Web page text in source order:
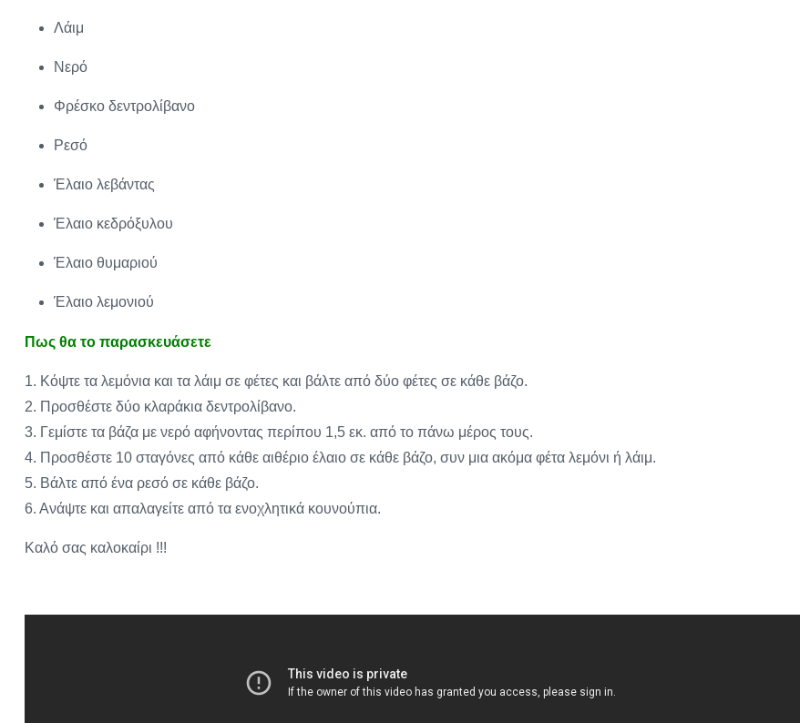
Λάιμ
Νερό
Φρέσκο δεντρολίβανο
Ρεσό
Έλαιο λεβάντας
Έλαιο κεδρόξυλου
Έλαιο θυμαριού
Έλαιο λεμονιού
Πως θα το παρασκευάσετε
1. Κόψτε τα λεμόνια και τα λάιμ σε φέτες και βάλτε από δύο φέτες σε κάθε βάζο.
2. Προσθέστε δύο κλαράκια δεντρολίβανο.
3. Γεμίστε τα βάζα με νερό αφήνοντας περίπου 1,5 εκ. από το πάνω μέρος τους.
4. Προσθέστε 10 σταγόνες από κάθε αιθέριο έλαιο σε κάθε βάζο, συν μια ακόμα φέτα λεμόνι ή λάιμ.
5. Βάλτε από ένα ρεσό σε κάθε βάζο.
6. Ανάψτε και απαλαγείτε από τα ενοχλητικά κουνούπια.
Καλό σας καλοκαίρι !!!